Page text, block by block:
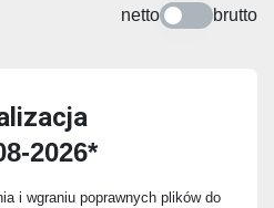
netto brutto
2026*
i wgraniu poprawnych plików do